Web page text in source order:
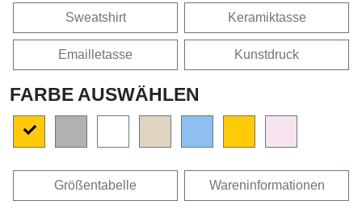
Sweatshirt Keramiktasse
Emailletasse Kunstdruck
FARBE AUSWÄHLEN
Größentabelle Wareninformationen